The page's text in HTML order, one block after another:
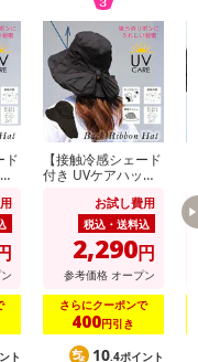
されピラミッドに使用さ
るとされる
ーが増幅 上昇の意識を
ド
ト
【接触冷感シェード
付き UVケアハッ
ご紐つきのおしゃれ
なツバ広リボンハッ
お試し費用
税込・送料込
2,290円
参考価格 オープン
さらにクーポンで
400円引き
10.4ポイント